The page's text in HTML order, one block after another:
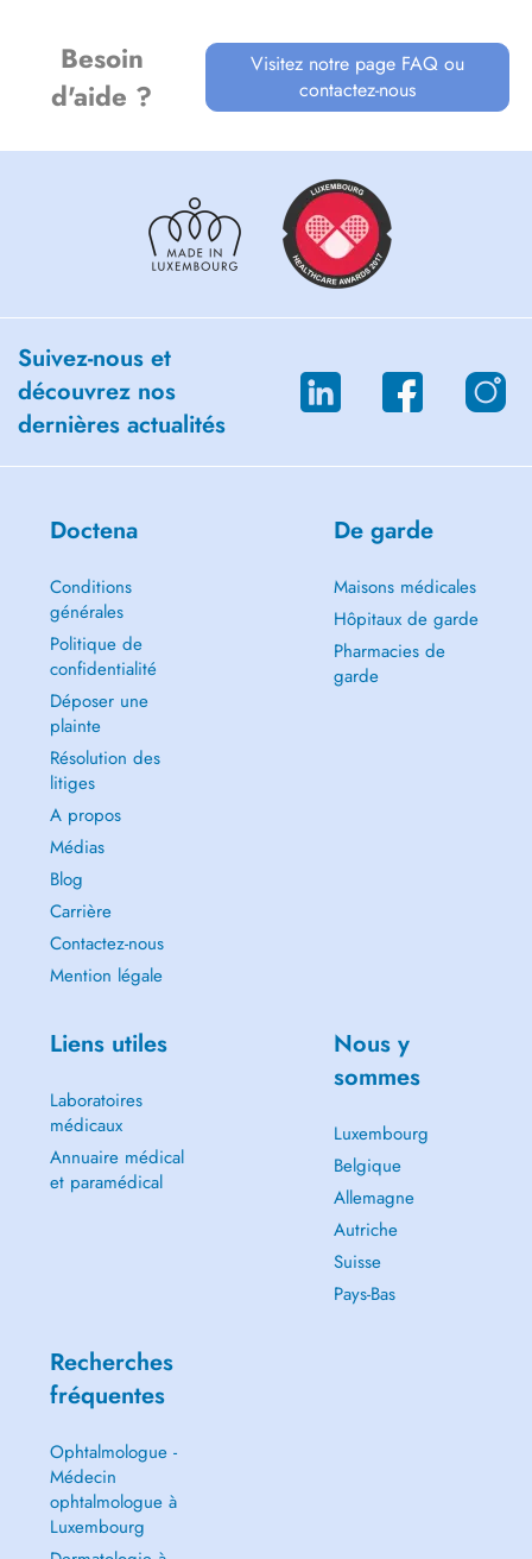
Besoin
d'aide ?
Visitez notre page FAQ ou
contactez-nous
Suivez-nous et
découvrez nos
dernières actualités
Doctena
Conditions
générales
Politique de
confidentialité
Déposer une
plainte
Résolution des
litiges
A propos
Médias
Blog
Carrière
Contactez-nous
Mention légale
De garde
Maisons médicales
Hôpitaux de garde
Pharmacies de
garde
Liens utiles
Laboratoires
médicaux
Annuaire médical
et paramédical
Nous y
sommes
Luxembourg
Belgique
Allemagne
Autriche
Suisse
Pays-Bas
Recherches
fréquentes
Ophtalmologue -
Médecin
ophtalmologue à
Luxembourg